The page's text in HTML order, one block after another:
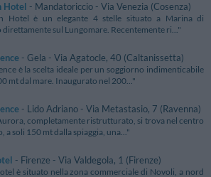
Hotel - Mandatoriccio - Via Venezia (Cosenza)
Hotel è un elegante 4 stelle situato a Marina di
sul Lungomare. Recentemente ri..."
- Gela - Via Agatocle, 40 (Caltanissetta)
è la scelta ideale per un soggiorno indimenticabile
mt dal mare. Inaugurato nel 200..."
- Lido Adriano - Via Metastasio, 7 (Ravenna)
completamente ristrutturato, si trova nel centro
a soli 150 mt dalla spiaggia, una..."
- Firenze - Via Valdegola, 1 (Firenze)
è situato nella zona commerciale di Novoli, a nord